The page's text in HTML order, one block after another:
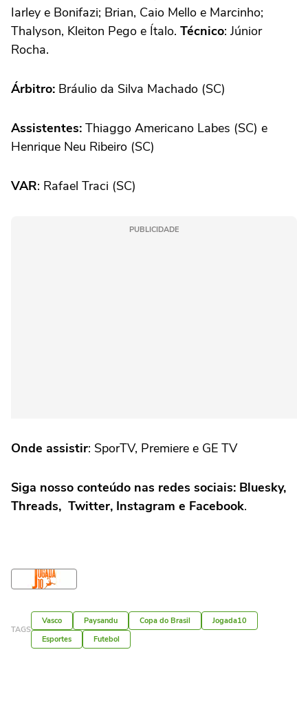
Iarley e Bonifazi; Brian, Caio Mello e Marcinho;
Thalyson, Kleiton Pego e Ítalo. Técnico: Júnior
Rocha.
Árbitro: Bráulio da Silva Machado (SC)
Assistentes: Thiaggo Americano Labes (SC) e
Henrique Neu Ribeiro (SC)
VAR: Rafael Traci (SC)
PUBLICIDADE
Onde assistir: SporTV, Premiere e GE TV
Siga nosso conteúdo nas redes sociais: Bluesky,
Threads, Twitter, Instagram e Facebook.
TAGS
Vasco Paysandu Copa do Brasil
Jogada10
Esportes
Futebol